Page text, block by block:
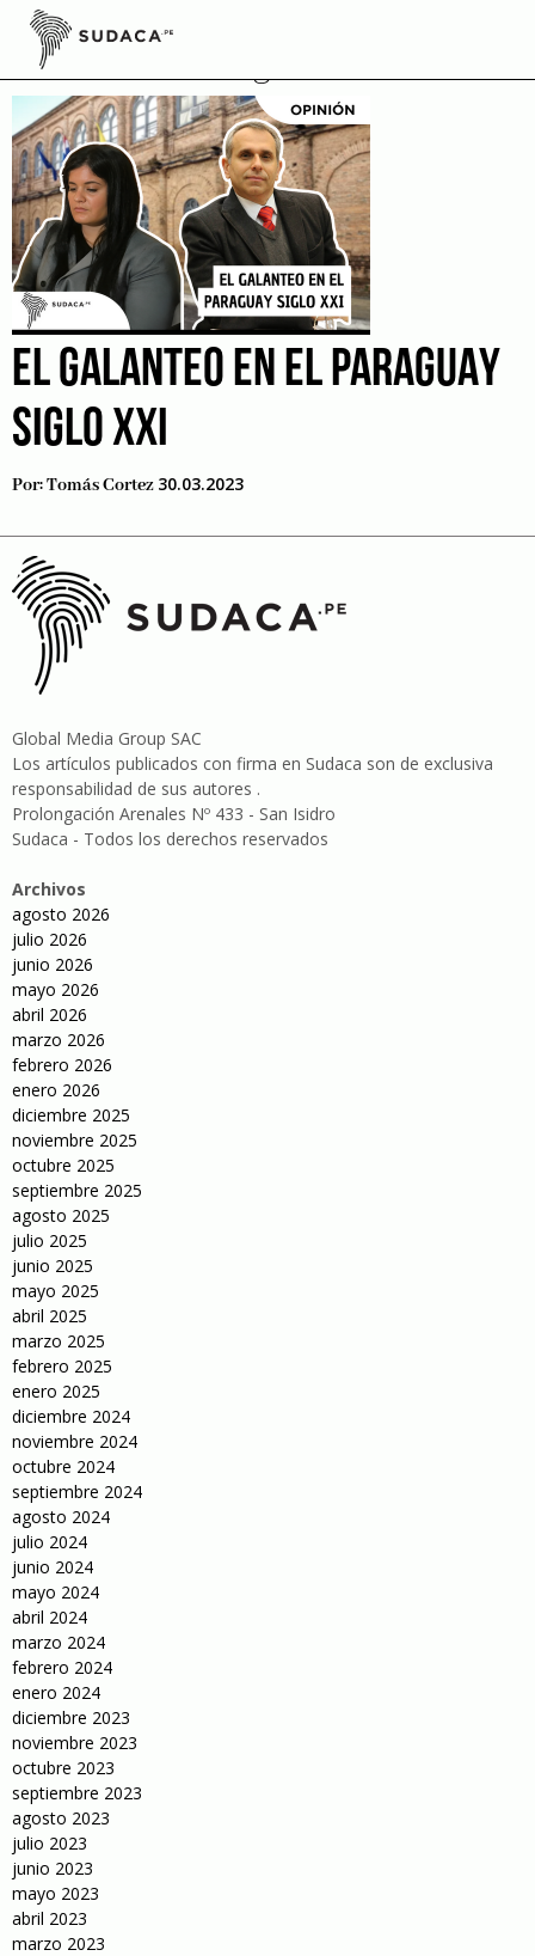
Skip
contentBelén Whittingslow
EL GALANTEO EN EL PARAGUAY
SIGLO XXI
Por:Tomás Cortez 30.03.2023
Global Media Group SAC
Los artículos publicados con firma en Sudaca son de exclusiva
responsabilidad de sus autores .
Prolongación Arenales Nº 433 - San Isidro
Sudaca - Todos los derechos reservados
Archivos
agosto 2026
julio 2026
junio 2026
mayo 2026
abril 2026
marzo 2026
febrero 2026
enero 2026
diciembre 2025
noviembre 2025
octubre 2025
septiembre 2025
agosto 2025
julio 2025
junio 2025
mayo 2025
abril 2025
marzo 2025
febrero 2025
enero 2025
diciembre 2024
noviembre 2024
octubre 2024
septiembre 2024
agosto 2024
julio 2024
junio 2024
mayo 2024
abril 2024
marzo 2024
febrero 2024
enero 2024
diciembre 2023
noviembre 2023
octubre 2023
septiembre 2023
agosto 2023
julio 2023
junio 2023
mayo 2023
abril 2023
marzo 2023